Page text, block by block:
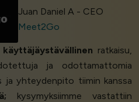
Juan Daniel A - CEO
Meet2Go
käyttäjäystävällinen ratkaisu,
ja odottamattomia
ja yhteydenpito tiimin kanssa
kysymyksiimme vastattiin